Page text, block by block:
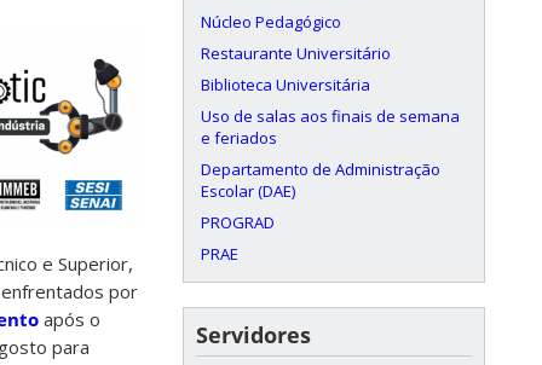
e Superior,
por
após o
para
Núcleo Pedagógico
Restaurante Universitário
Biblioteca Universitária
Uso de salas aos finais de semana
e feriados
Departamento de Administração
Escolar (DAE)
PROGRAD
PRAE
Servidores